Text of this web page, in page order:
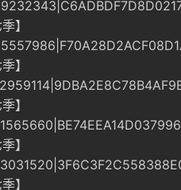
】
】
】
】
】